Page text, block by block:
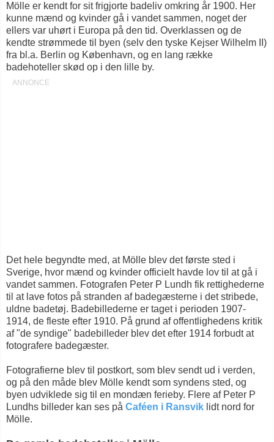
Mölle er kendt for sit frigjorte badeliv omkring år 1900. Her
kunne mænd og kvinder gå i vandet sammen, noget der
ellers var uhørt i Europa på den tid. Overklassen og de
kendte strømmede til byen (selv den tyske Kejser Wilhelm II)
fra bl.a. Berlin og København, og en lang række
badehoteller skød op i den lille by.
Det hele begyndte med, at Mölle blev det første sted i
Sverige, hvor mænd og kvinder officielt havde lov til at gå i
vandet sammen. Fotografen Peter P Lundh fik rettighederne
til at lave fotos på stranden af badegæsterne i det stribede,
uldne badetøj. Badebillederne er taget i perioden 1907-
1914, de fleste efter 1910. På grund af offentlighedens kritik
af "de syndige" badebilleder blev det efter 1914 forbudt at
fotografere badegæster.
Fotografierne blev til postkort, som blev sendt ud i verden,
og på den måde blev Mölle kendt som syndens sted, og
byen udviklede sig til en mondæn ferieby. Flere af Peter P
Lundhs billeder kan ses på Caféen i Ransvik lidt nord for
Mölle.